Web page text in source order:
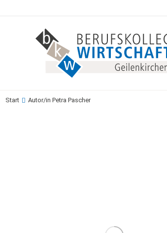
Sie befinden sich hier:
Start Autor/in Petra Pascher